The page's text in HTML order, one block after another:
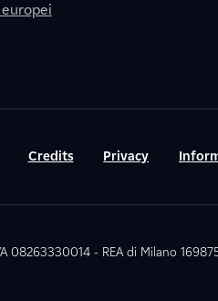
Credits Privacy
08263330014 - REA di Milano